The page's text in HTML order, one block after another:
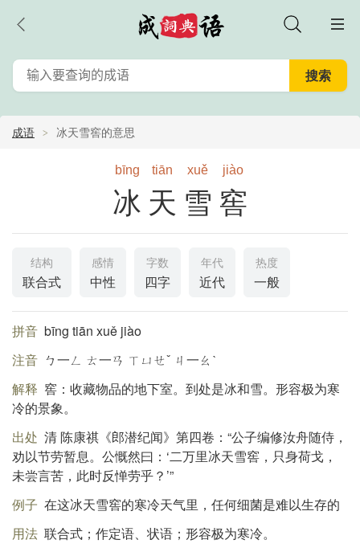
成语 冰天雪窖的意思
bīng tiān xuě jiào
冰天雪窖
结构
联合式
感情
中性
字数
四字
年代
近代
热度
一般
拼音 bīng tiān xuě jiào
注音 ㄅ一ㄥ ㄊ一ㄢ ㄒㄩㄝˇ ㄐ一ㄠˋ
解释 窖：收藏物品的地下室。到处是冰和雪。形容极为寒
冷的景象。
出处 清 陈康祺《郎潜纪闻》第四卷：“公子编修汝舟随侍，
劝以节劳暂息。公慨然曰：‘二万里冰天雪窖，只身荷戈，
未尝言苦，此时反惮劳乎？’”
例子 在这冰天雪窖的寒冷天气里，任何细菌是难以生存的
用法 联合式；作定语、状语；形容极为寒冷。